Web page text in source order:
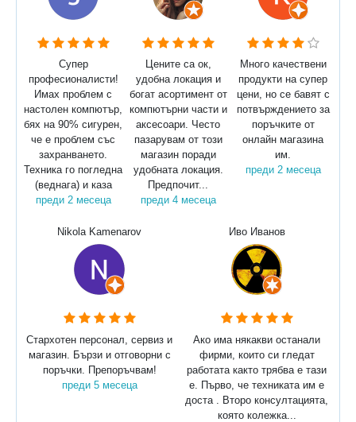
Супер
професионалисти!
Имах проблем с
настолен компютър,
бях на 90% сигурен,
че е проблем със
захранването.
Техника го погледна
(веднага) и каза
преди 2 месеца
Цените са ок,
удобна локация и
богат асортимент от
компютърни части и
аксесоари. Често
пазарувам от този
магазин поради
удобната локация.
Предпочит...
преди 4 месеца
Много качествени
продукти на супер
цени, но се бавят с
потвърждението за
поръчките от
онлайн магазина
им.
преди 2 месеца
Nikola Kamenarov
Стархотен персонал, сервиз и
магазин. Бързи и отговорни с
поръчки. Препоръчвам!
преди 5 месеца
Иво Иванов
Ако има някакви останали
фирми, които си гледат
работата както трябва е тази
е. Първо, че техниката им е
доста . Второ консултацията,
която колежка...